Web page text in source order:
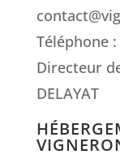
Téléphone :
Directeur
DELAYAT